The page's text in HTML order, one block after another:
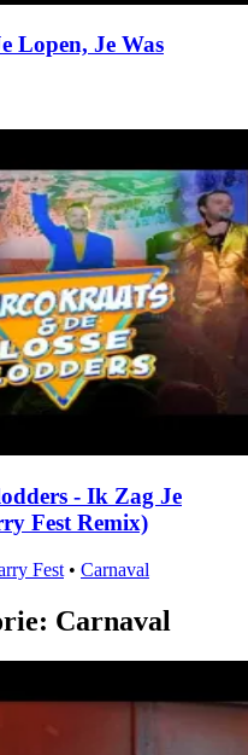
Lopen, Je Was
- Ik Zag Je
Fest Remix)
Fest • Carnaval
Carnaval